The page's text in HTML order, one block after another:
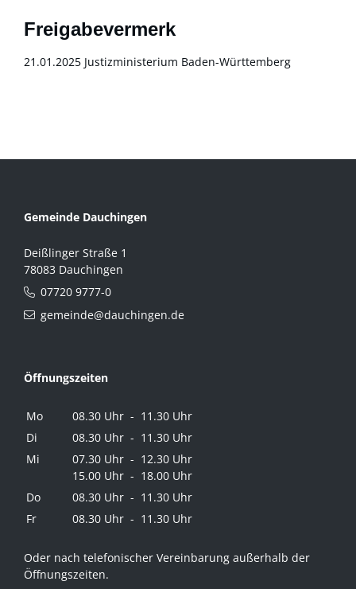
Freigabevermerk
21.01.2025 Justizministerium Baden-Württemberg
Gemeinde Dauchingen
Deißlinger Straße 1
78083 Dauchingen
07720 9777-0
gemeinde@dauchingen.de
Öffnungszeiten
Mo
08.30 Uhr - 11.30 Uhr
Di
08.30 Uhr - 11.30 Uhr
Mi
07.30 Uhr - 12.30 Uhr
15.00 Uhr - 18.00 Uhr
Do
08.30 Uhr - 11.30 Uhr
Fr
08.30 Uhr - 11.30 Uhr
Oder nach telefonischer Vereinbarung außerhalb der
Öffnungszeiten.